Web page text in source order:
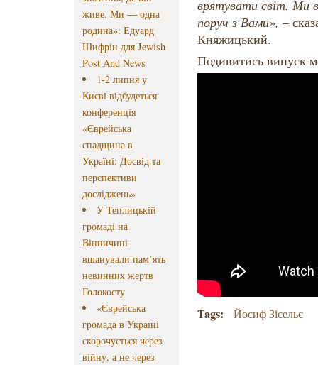
живе. Ми — одна
родина»: Едуард
Шифрін для Jewish
Post And News
1-2 липня у
Києві відбудеться
конференція
«Єврейська
спадщина в
Україні: Досвід та
перспективи
досліджень»
У Теплицькій
громаді на
Вінничині
вшанували пам’ять
невинних жертв
Голокосту
«Єврейська
громада в Україні
скорочується через
війну, а не через
врятувати світ. Ми
поруч з Вами», –
Княжицький.
Подивитись випуск
Tags: Йосиф Зісельс